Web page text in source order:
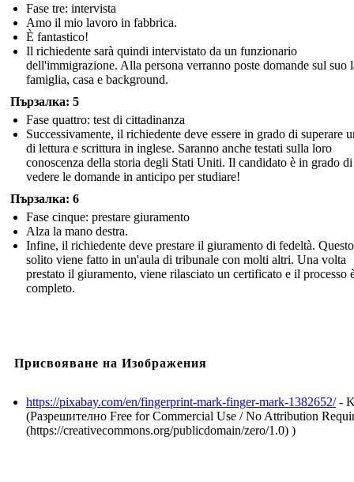
Fase tre: intervista
Amo il mio lavoro in fabbrica.
È fantastico!
Il richiedente sarà quindi intervistato da un funzionario
dell'immigrazione. Alla persona verranno poste domande sul suo
famiglia, casa e background.
Пързалка: 5
Fase quattro: test di cittadinanza
Successivamente, il richiedente deve essere in grado di superare
di lettura e scrittura in inglese. Saranno anche testati sulla loro
conoscenza della storia degli Stati Uniti. Il candidato è in grado di
vedere le domande in anticipo per studiare!
Пързалка: 6
Fase cinque: prestare giuramento
Alza la mano destra.
Infine, il richiedente deve prestare il giuramento di fedeltà.
solito viene fatto in un'aula di tribunale con molti altri. Una volta
prestato il giuramento, viene rilasciato un certificato e il processo
completo.
Присвояване на Изображения
https://pixabay.com/en/fingerprint-mark-finger-mark-1382652/-
(Разрешително Free for Commercial Use / No Attribution
(https://creativecommons.org/publicdomain/zero/1.0) )